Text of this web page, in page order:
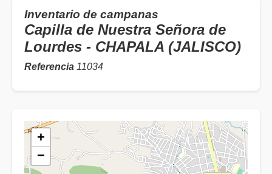
Inventario de campanas
Capilla de Nuestra Señora de
Lourdes - CHAPALA (JALISCO)
Referencia 11034
+
−